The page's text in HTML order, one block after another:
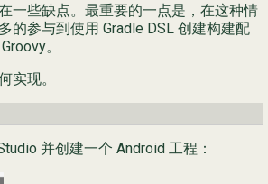
一些缺点。最重要的一点是，在这种情
的参与到使用 Gradle DSL 创建构建配
。
实现。
并创建一个 Android 工程：